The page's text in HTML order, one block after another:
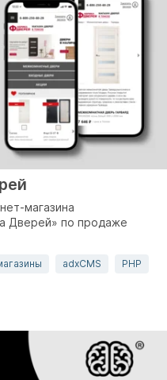
магазина
Дверей» по продаже
adxCMS PHP